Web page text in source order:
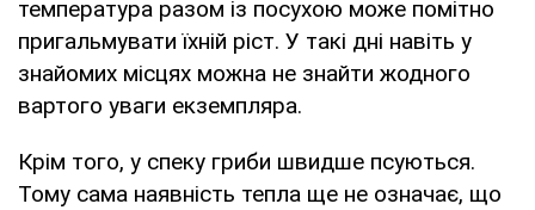
температура разом із посухою може помітно
пригальмувати їхній ріст. У такі дні навіть у
знайомих місцях можна не знайти жодного
вартого уваги екземпляра.
Крім того, у спеку гриби швидше псуються.
Тому сама наявність тепла ще не означає, що